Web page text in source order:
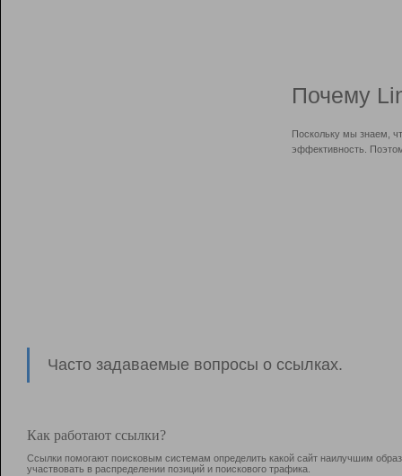
Почему
Поскольку мы знаем,
эффективность.
Часто задаваемые вопросы о ссылках.
Как работают ссылки?
Ссылки помогают поисковым системам определить какой сайт наилучшим
участвовать в раcпределении позиций и поискового трафика.